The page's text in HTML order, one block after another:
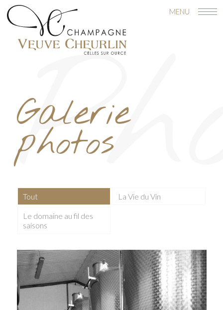
Galerie
photos
Tout La Vie du Vin
Le domaine au fil des
saisons